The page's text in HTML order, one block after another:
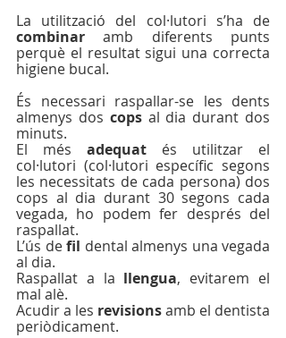
combinar amb diferents punts
perquè el resultat sigui una correcta
higiene bucal.
És necessari raspallar-se les dents
almenys dos cops al dia durant dos
minuts.
El més adequat és utilitzar el
col·lutori (col·lutori específic segons
les necessitats de cada persona) dos
cops al dia durant 30 segons cada
vegada, ho podem fer després del
raspallat.
L’ús de fil dental almenys una vegada
al dia.
Raspallat a la llengua, evitarem el
mal alè.
Acudir a les revisions amb el dentista
periòdicament.